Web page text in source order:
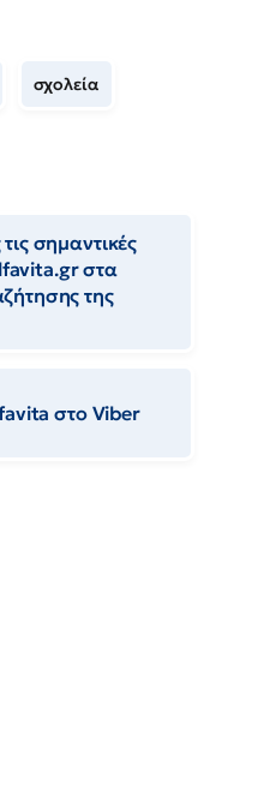
σχολεία
σημαντικές
στα
της
στο Viber